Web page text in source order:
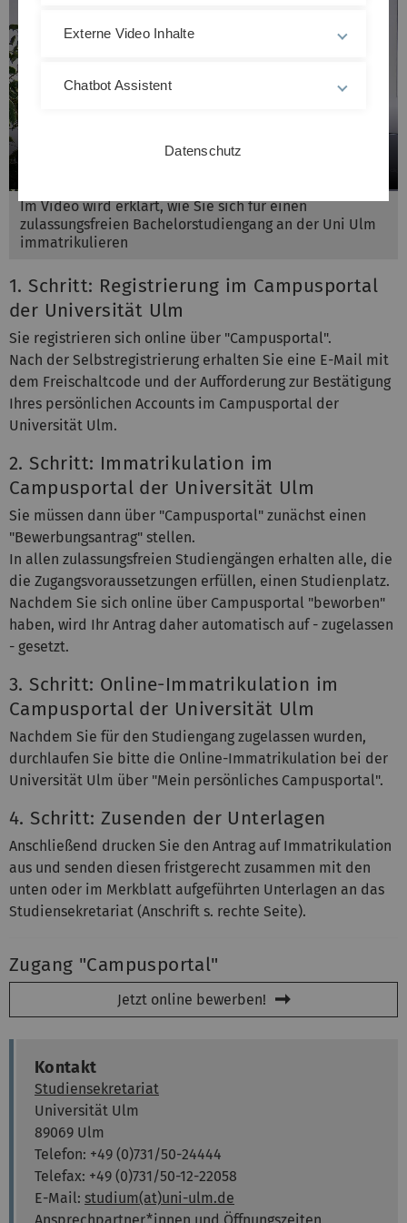
Im Video wird erklärt, wie Sie sich für einen
zulassungsfreien Bachelorstudiengang an der Uni Ulm
immatrikulieren
1. Schritt: Registrierung im Campusportal
der Universität Ulm
Sie registrieren sich online über "Campusportal".
Nach der Selbstregistrierung erhalten Sie eine E-Mail mit
dem Freischaltcode und der Aufforderung zur Bestätigung
Ihres persönlichen Accounts im Campusportal der
Universität Ulm.
2. Schritt: Immatrikulation im
Campusportal der Universität Ulm
Sie müssen dann über "Campusportal" zunächst einen
"Bewerbungsantrag" stellen.
In allen zulassungsfreien Studiengängen erhalten alle, die
die Zugangsvoraussetzungen erfüllen, einen Studienplatz.
Nachdem Sie sich online über Campusportal "beworben"
haben, wird Ihr Antrag daher automatisch auf - zugelassen
- gesetzt.
3. Schritt: Online-Immatrikulation im
Campusportal der Universität Ulm
Nachdem Sie für den Studiengang zugelassen wurden,
durchlaufen Sie bitte die Online-Immatrikulation bei der
Universität Ulm über "Mein persönliches Campusportal".
4. Schritt: Zusenden der Unterlagen
Anschließend drucken Sie den Antrag auf Immatrikulation
aus und senden diesen fristgerecht zusammen mit den
unten oder im Merkblatt aufgeführten Unterlagen an das
Studiensekretariat (Anschrift s. rechte Seite).
Zugang "Campusportal"
Jetzt online bewerben!
Kontakt
Studiensekretariat
Universität Ulm
89069 Ulm
Telefon: +49 (0)731/50-24444
Telefax: +49 (0)731/50-12-22058
E-Mail: studium(at)uni-ulm.de
Externe Video Inhalte
Chatbot Assistent
Datenschutz